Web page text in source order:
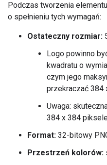
Podczas tworzenia
o spełnieniu tych wymagań:
Ostateczny rozmiar:
Logo powinno
kwadratu o
czym jego
przekraczać 384
Uwaga:
384 x 384
Format: 32-bitowy
Przestrzeń kolorów: